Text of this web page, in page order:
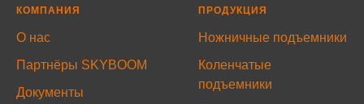
КОМПАНИЯ
О нас
Партнёры SKYBOOM
Документы
ПРОДУКЦИЯ
Ножничные подъемники
Коленчатые
подъемники